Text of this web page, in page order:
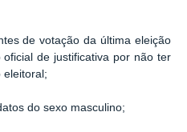
de votação da última eleição
de justificativa por não ter
eleitoral;
do sexo masculino;